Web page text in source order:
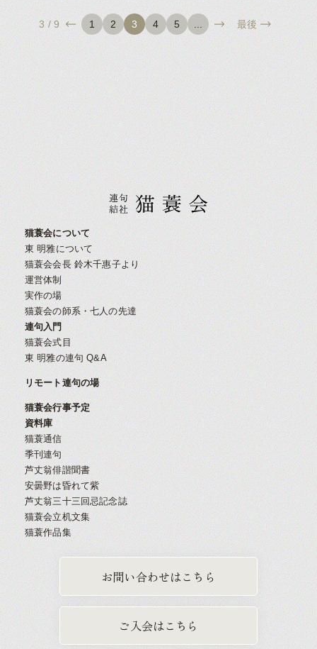
3 / 9 1 2 3 4 5 最後
猫蓑会について
東 明雅について
猫蓑会会長 鈴木千惠子より
運営体制
実作の場
猫蓑会の師系・七人の先達
連句入門
猫蓑会式目
東 明雅の連句 Q&A
リモート連句の場
猫蓑会行事予定
資料庫
猫蓑通信
季刊連句
芦丈翁俳諧聞書
安曇野は昏れて紫
芦丈翁三十三回忌記念誌
猫蓑会立机文集
猫蓑作品集
お問い合わせはこちら
ご入会はこちら